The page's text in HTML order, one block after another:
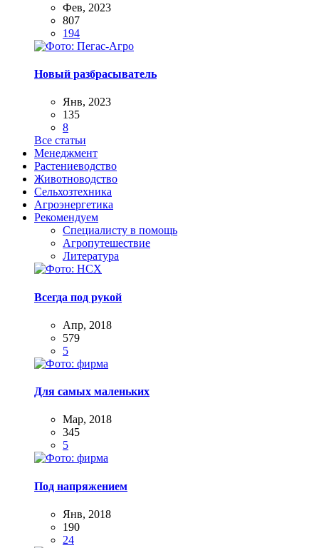
Фев, 2023
807
194
Новый разбрасыватель
Янв, 2023
135
8
Все статьи
Менеджмент
Растениеводство
Животноводство
Сельхозтехника
Агроэнергетика
Рекомендуем
Специалисту в помощь
Агропутешествие
Литература
Всегда под рукой
Апр, 2018
579
5
Для самых маленьких
Мар, 2018
345
5
Под напряжением
Янв, 2018
190
24